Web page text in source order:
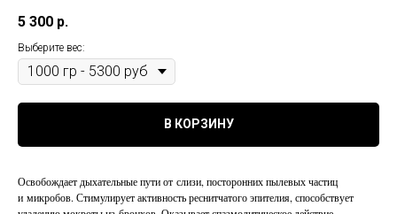
5 300 р.
Выберите вес:
В КОРЗИНУ
Освобождает дыхательные пути от слизи, посторонних пылевых частиц
и микробов. Стимулирует активность реснитчатого эпителия, способствует